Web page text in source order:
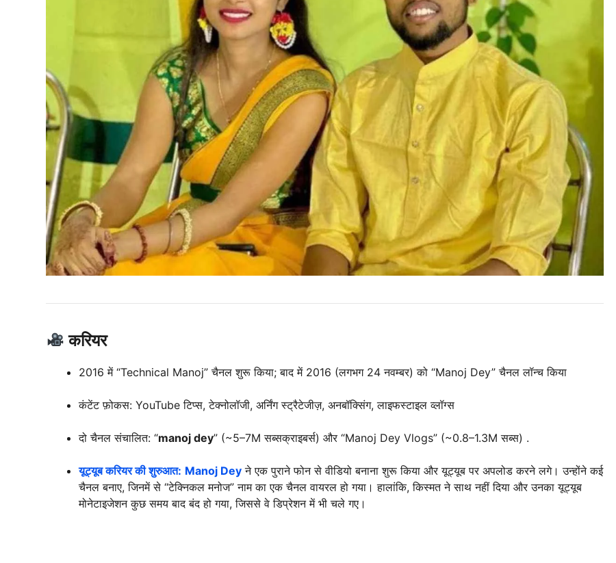
करियर
2016 में “Technical Manoj” चैनल शुरू किया; बाद में 2016 (लगभग 24 नवम्बर) को “Manoj Dey” चैनल लॉन्च किया
कंटेंट फ़ोकस: YouTube टिप्स, टेक्नोलॉजी, अर्निंग स्ट्रैटेजीज़, अनबॉक्सिंग, लाइफस्टाइल व्लॉग्स
दो चैनल संचालित: “manoj dey” (~5–7M सब्सक्राइबर्स) और “Manoj Dey Vlogs” (~0.8–1.3M सब्स) .
यूट्यूब करियर की शुरुआत: Manoj Dey ने एक पुराने फोन से वीडियो बनाना शुरू किया और यूट्यूब पर अपलोड करने लगे। उन्होंने कई
चैनल बनाए, जिनमें से “टेक्निकल मनोज” नाम का एक चैनल वायरल हो गया। हालांकि, किस्मत ने साथ नहीं दिया और उनका यूट्यूब
मोनेटाइजेशन कुछ समय बाद बंद हो गया, जिससे वे डिप्रेशन में भी चले गए।